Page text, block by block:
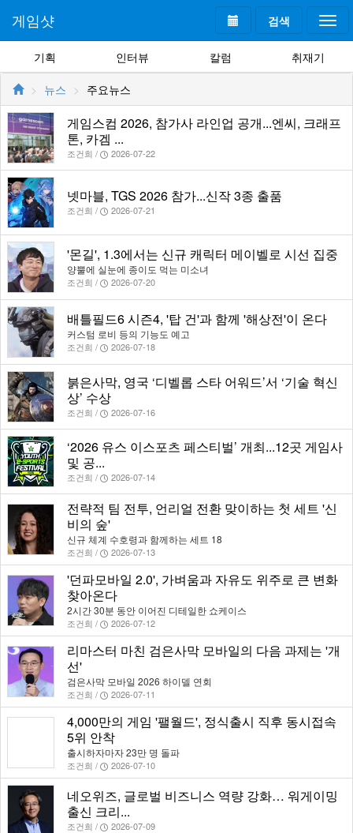
검색
게임샷
기획 인터뷰 칼럼 취재기
뉴스 주요뉴스
게임스컴 2026, 참가사 라인업 공개...엔씨, 크래프
톤, 카겜 ...
조건희 / 2026-07-22
넷마블, TGS 2026 참가...신작 3종 출품
조건희 / 2026-07-21
'몬길', 1.3에서는 신규 캐릭터 메이벨로 시선 집중
양뿔에 실눈에 종이도 먹는 미소녀
조건희 / 2026-07-20
배틀필드6 시즌4, '탑 건'과 함께 '해상전'이 온다
커스텀 로비 등의 기능도 예고
조건희 / 2026-07-18
붉은사막, 영국 ‘디벨롭 스타 어워드’서 ‘기술 혁신
상’ 수상
조건희 / 2026-07-16
‘2026 유스 이스포츠 페스티벌’ 개최...12곳 게임사
및 공...
조건희 / 2026-07-14
전략적 팀 전투, 언리얼 전환 맞이하는 첫 세트 '신
비의 숲'
신규 체계 수호령과 함께하는 세트 18
조건희 / 2026-07-13
'던파모바일 2.0', 가벼움과 자유도 위주로 큰 변화
찾아온다
2시간 30분 동안 이어진 디테일한 쇼케이스
조건희 / 2026-07-12
리마스터 마친 검은사막 모바일의 다음 과제는 '개
선'
검은사막 모바일 2026 하이델 연회
조건희 / 2026-07-11
4,000만의 게임 '팰월드', 정식출시 직후 동시접속
5위 안착
출시하자마자 23만 명 돌파
조건희 / 2026-07-10
네오위즈, 글로벌 비즈니스 역량 강화… 워게이밍
출신 크리...
조건희 / 2026-07-09